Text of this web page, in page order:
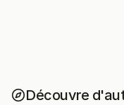
Découvre